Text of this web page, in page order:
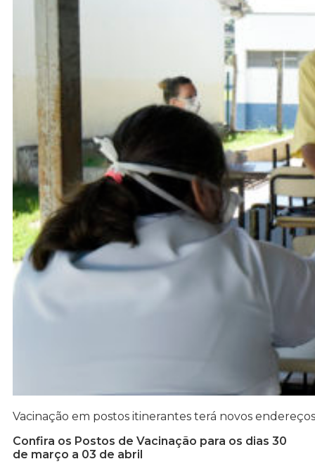
Vacinação em postos itinerantes terá novos
Confira os Postos de Vacinação para os dias 30
de março a 03 de abril